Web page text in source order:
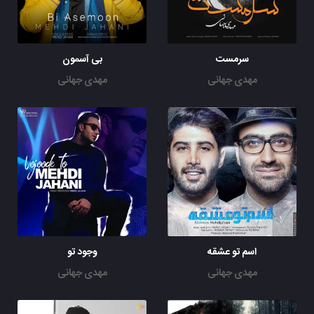
سرمست
مهدی جهانی
بی آسمون
مهدی جهانی
اسم تو عشقه
مهدی جهانی
وجود تو
مهدی جهانی